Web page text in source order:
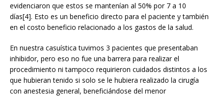
evidenciaron que estos se mantenían al 50% por 7 a 10
días[4]. Esto es un beneficio directo para el paciente y también
en el costo beneficio relacionado a los gastos de la salud.
En nuestra casuística tuvimos 3 pacientes que presentaban
inhibidor, pero eso no fue una barrera para realizar el
procedimiento ni tampoco requirieron cuidados distintos a los
que hubieran tenido si solo se le hubiera realizado la cirugía
con anestesia general, beneficiándose del menor